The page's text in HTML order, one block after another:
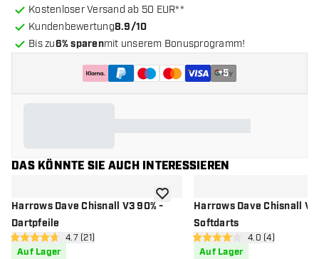
Kostenloser Versand ab 50 EUR**
Kundenbewertung8.9/10
Bis zu6% sparenmit unserem Bonusprogramm!
+5
DAS KÖNNTE SIE AUCH INTERESSIEREN
Harrows Dave Chisnall V3 90% -
Dartpfeile
Bewertungsbereich öffnen
4.7 Bewertungssterne
4.7 (21)
Auf Lager
Zur Wunschliste hinzufügen
Harrows Dave Chisnall V3
Softdarts
4 Bewertungssterne
4.0 (4)
Auf Lager